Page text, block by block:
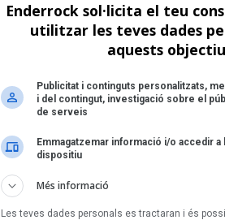
Enderrock sol·licita el teu
utilitzar les teves dades
aquests
Publicitat i continguts personalitzats,
i del contingut, investigació sobre el
de serveis
Emmagatzemar informació i/o accedir a
dispositiu
Més informació
Les teves dades personals es tractaran i és